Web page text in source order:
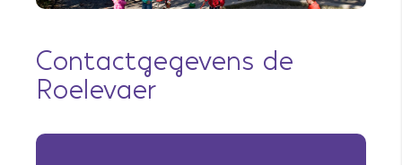
Contactgegevens de
Roelevaer